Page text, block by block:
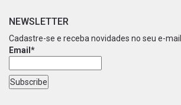
NEWSLETTER
Cadastre-se e receba novidades no seu e-mail
Email*